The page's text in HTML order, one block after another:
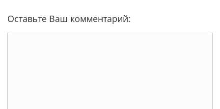
Оставьте Ваш комментарий: